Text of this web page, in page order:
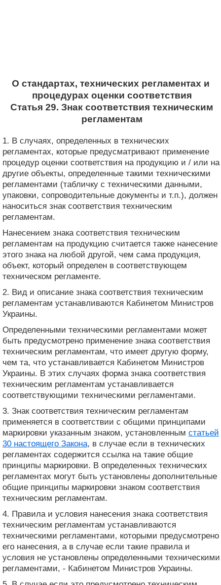
О стандартах, технических регламентах и ​​
процедурах оценки соответствия
Статья 29. Знак соответствия техническим
регламентам
1. В случаях, определенных в технических
регламентах, которые предусматривают применение
процедур оценки соответствия на продукцию и / или на
другие объекты, определенные такими техническими
регламентами (табличку с техническими данными,
упаковки, сопроводительные документы и т.п.), должен
наноситься знак соответствия техническим
регламентам.
Нанесением знака соответствия техническим
регламентам на продукцию считается также нанесение
этого знака на любой другой, чем сама продукция,
объект, который определен в соответствующем
техническом регламенте.
2. Вид и описание знака соответствия техническим
регламентам устанавливаются Кабинетом Министров
Украины.
Определенными техническими регламентами может
быть предусмотрено применение знака соответствия
техническим регламентам, что имеет другую форму,
чем та, что устанавливается Кабинетом Министров
Украины. В этих случаях форма знака соответствия
техническим регламентам устанавливается
соответствующими техническими регламентами.
3. Знак соответствия техническим регламентам
применяется в соответствии с общими принципами
маркировки указанным знаком, установленным статьей
30 настоящего Закона, в случае если в технических
регламентах содержится ссылка на такие общие
принципы маркировки. В определенных технических
регламентах могут быть установлены дополнительные
общие принципы маркировки знаком соответствия
техническим регламентам.
4. Правила и условия нанесения знака соответствия
техническим регламентам устанавливаются
техническими регламентами, которыми предусмотрено
его нанесения, а в случае если такие правила и
условия не установлены определенными техническими
регламентами, - Кабинетом Министров Украины.